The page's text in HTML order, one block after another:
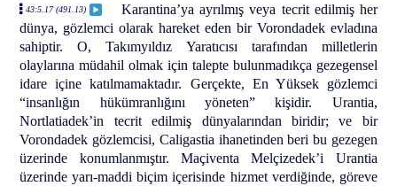
43:5.17 (491.13)
Karantina’ya ayrılmış veya tecrit edilmiş her
dünya, gözlemci olarak hareket eden bir Vorondadek evladına
sahiptir. O, Takımyıldız Yaratıcısı tarafından milletlerin
olaylarına müdahil olmak için talepte bulunmadıkça gezegensel
idare içine katılmamaktadır. Gerçekte, En Yüksek gözlemci
“insanlığın hükümranlığını yöneten” kişidir. Urantia,
Nortlatiadek’in tecrit edilmiş dünyalarından biridir; ve bir
Vorondadek gözlemcisi, Caligastia ihanetinden beri bu gezegen
üzerinde konumlanmıştır. Maçiventa Melçizedek’i Urantia
üzerinde yarı-maddi biçim içerisinde hizmet verdiğinde, göreve